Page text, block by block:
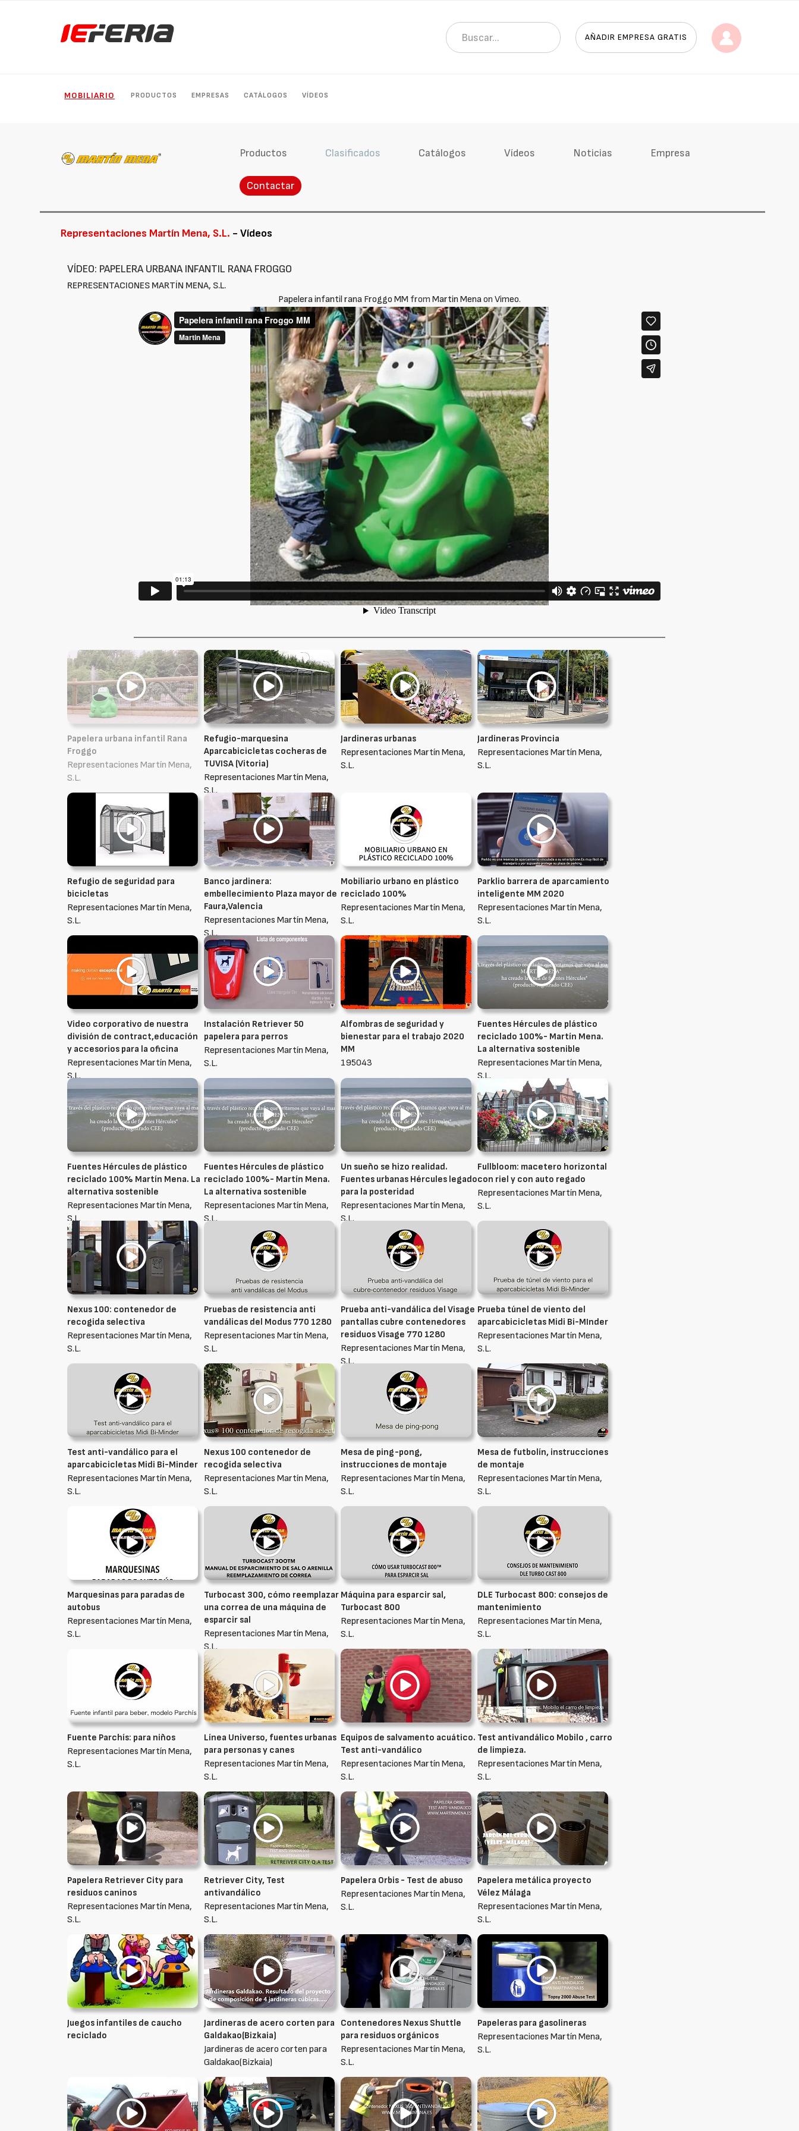
AÑADIR EMPRESA GRATIS
MOBILIARIO PRODUCTOS EMPRESAS CATÁLOGOS VÍDEOS
Productos Clasificados Catálogos Vídeos Noticias Empresa
Contactar
Representaciones Martín Mena, S.L. - Vídeos
VÍDEO: PAPELERA URBANA INFANTIL RANA FROGGO
REPRESENTACIONES MARTÍN MENA, S.L.
Papelera infantil rana Froggo MM from Martin Menaon Vimeo.
Papelera urbana infantil Rana
Froggo
Representaciones Martín Mena,
S.L.
Refugio-marquesina
Aparcabicicletas cocheras de
TUVISA (Vitoria)
Representaciones Martín Mena,
S.L.
Jardineras urbanas
Representaciones Martín Mena,
S.L.
Jardineras Provincia
Representaciones Martín Mena,
S.L.
Refugio de seguridad para
bicicletas
Representaciones Martín Mena,
S.L.
Banco jardinera:
embellecimiento Plaza mayor de
Faura,Valencia
Representaciones Martín Mena,
S.L.
Mobiliario urbano en plástico
reciclado 100%
Representaciones Martín Mena,
S.L.
Parklio barrera de aparcamiento
inteligente MM 2020
Representaciones Martín Mena,
S.L.
Video corporativo de nuestra
división de contract,educación
y accesorios para la oficina
Representaciones Martín Mena,
S.L.
Instalación Retriever 50
papelera para perros
Representaciones Martín Mena,
S.L.
Alfombras de seguridad y
bienestar para el trabajo 2020
MM
195043
Fuentes Hércules de plástico
reciclado 100%- Martín Mena.
La alternativa sostenible
Representaciones Martín Mena,
S.L.
Fuentes Hércules de plástico
reciclado 100% Martín Mena. La
alternativa sostenible
Representaciones Martín Mena,
S.L.
Fuentes Hércules de plástico
reciclado 100%- Martín Mena.
La alternativa sostenible
Representaciones Martín Mena,
S.L.
Un sueño se hizo realidad.
Fuentes urbanas Hércules legado
para la posteridad
Representaciones Martín Mena,
S.L.
Fullbloom: macetero horizontal
con riel y con auto regado
Representaciones Martín Mena,
S.L.
Nexus 100: contenedor de
recogida selectiva
Representaciones Martín Mena,
S.L.
Pruebas de resistencia anti
vandálicas del Modus 770 1280
Representaciones Martín Mena,
S.L.
Prueba anti-vandálica del Visage
pantallas cubre contenedores
residuos Visage 770 1280
Representaciones Martín Mena,
S.L.
Prueba túnel de viento del
aparcabicicletas Midi Bi-MInder
Representaciones Martín Mena,
S.L.
Test anti-vandálico para el
aparcabicicletas Midi Bi-Minder
Representaciones Martín Mena,
S.L.
Nexus 100 contenedor de
recogida selectiva
Representaciones Martín Mena,
S.L.
Mesa de ping-pong,
instrucciones de montaje
Representaciones Martín Mena,
S.L.
Mesa de futbolín, instrucciones
de montaje
Representaciones Martín Mena,
S.L.
Marquesinas para paradas de
autobus
Representaciones Martín Mena,
S.L.
Turbocast 300, cómo reemplazar
una correa de una máquina de
esparcir sal
Representaciones Martín Mena,
S.L.
Máquina para esparcir sal,
Turbocast 800
Representaciones Martín Mena,
S.L.
DLE Turbocast 800: consejos de
mantenimiento
Representaciones Martín Mena,
S.L.
Fuente Parchís: para niños
Representaciones Martín Mena,
S.L.
Línea Universo, fuentes urbanas
para personas y canes
Representaciones Martín Mena,
S.L.
Equipos de salvamento acuático.
Test anti-vandálico
Representaciones Martín Mena,
S.L.
Test antivandálico Mobilo , carro
de limpieza.
Representaciones Martín Mena,
S.L.
Papelera Retriever City para
residuos caninos
Representaciones Martín Mena,
S.L.
Retriever City, Test
antivandálico
Representaciones Martín Mena,
S.L.
Papelera Orbis - Test de abuso
Representaciones Martín Mena,
S.L.
Papelera metálica proyecto
Vélez Málaga
Representaciones Martín Mena,
S.L.
Juegos infantiles de caucho
reciclado
Jardineras de acero corten para
Galdakao(Bizkaia)
Jardineras de acero corten para
Galdakao(Bizkaia)
Contenedores Nexus Shuttle
para residuos orgánicos
Representaciones Martín Mena,
S.L.
Papeleras para gasolineras
Representaciones Martín Mena,
S.L.